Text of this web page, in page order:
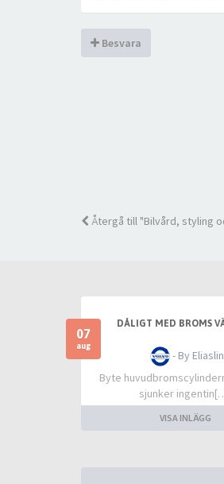
Besvara
Återgå till "Bilvård, styling
07
aug
DÅLIGT MED BROMS
- By
Byte
sjunker
VISA INLÄGG